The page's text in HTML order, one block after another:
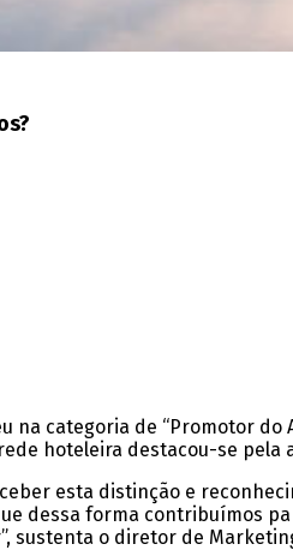
na categoria de “Promotor do
hoteleira destacou-se
esta distinção e
dessa forma contribuímos
sustenta o diretor de